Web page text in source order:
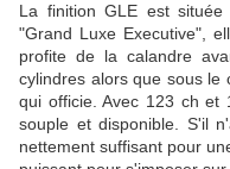
La finition GLE est
"Grand Luxe Executive",
profite de la calandre
cylindres alors que sous le
qui officie. Avec 123 ch et
souple et disponible. S'il
nettement suffisant pour